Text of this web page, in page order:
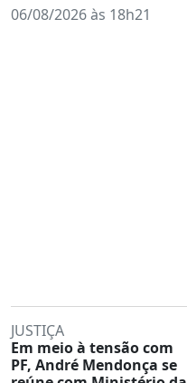
06/08/2026 às 18h21
JUSTIÇA
Em meio à tensão com
PF, André Mendonça se